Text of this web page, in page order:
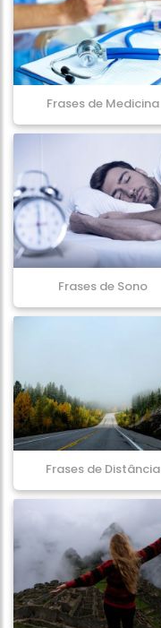
Frases de Medicina
Frases de Sono
Frases de Distância